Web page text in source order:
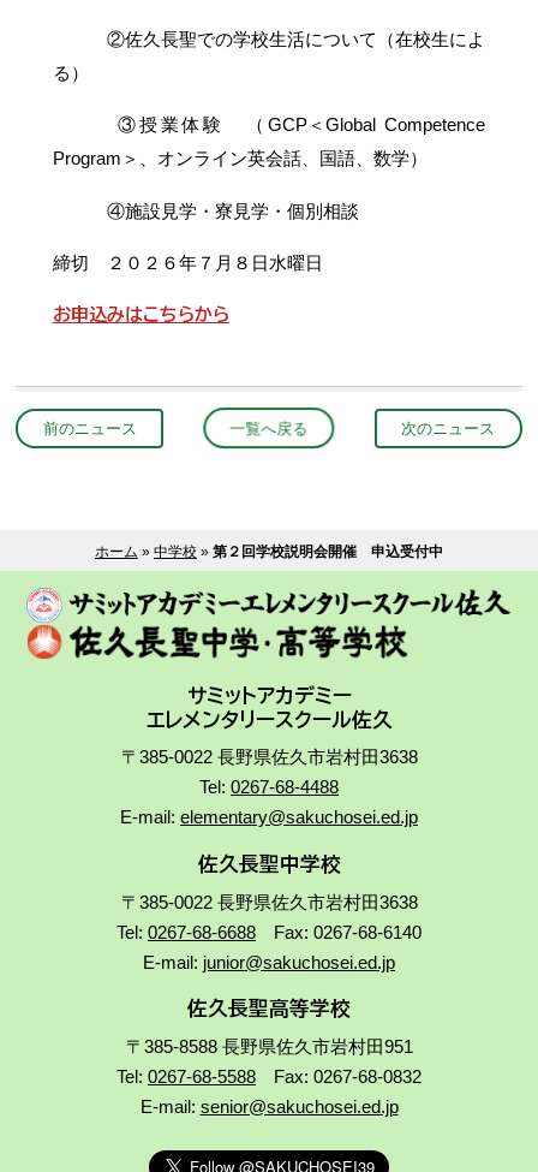
②佐久長聖での学校生活について（在校生によ
る）
③授業体験 （GCP＜Global Competence
Program＞、オンライン英会話、国語、数学）
④施設見学・寮見学・個別相談
締切 ２０２６年７月８日水曜日
お申込みはこちらから
前のニュース 一覧へ戻る 次のニュース
ホーム » 中学校 » 第２回学校説明会開催 申込受付中
サミットアカデミー
エレメンタリースクール佐久
〒385-0022 長野県佐久市岩村田3638
Tel: 0267-68-4488
E-mail: elementary@sakuchosei.ed.jp
佐久長聖中学校
〒385-0022 長野県佐久市岩村田3638
Tel: 0267-68-6688 Fax: 0267-68-6140
E-mail: junior@sakuchosei.ed.jp
佐久長聖高等学校
〒385-8588 長野県佐久市岩村田951
Tel: 0267-68-5588 Fax: 0267-68-0832
E-mail: senior@sakuchosei.ed.jp